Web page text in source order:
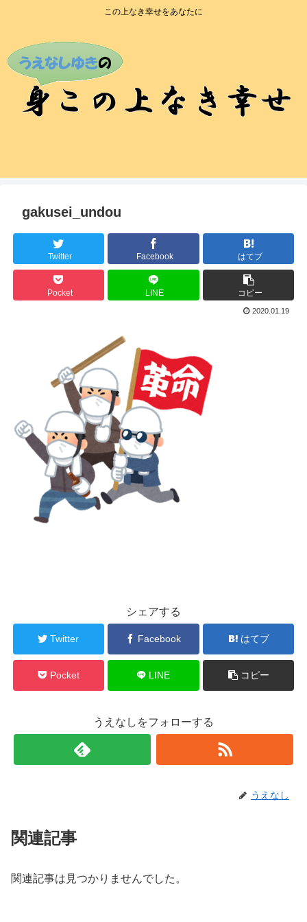
この上なき幸せをあなたに
gakusei_undou
Twitter Facebook はてブ
Pocket LINE コピー
2020.01.19
シェアする
Twitter Facebook はてブ
Pocket LINE コピー
うえなしをフォローする
うえなし
関連記事
関連記事は見つかりませんでした。